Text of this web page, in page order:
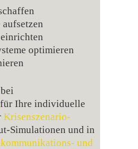
optimieren
für Ihre individuelle
Krisenszenario-
Simulationen und in
und